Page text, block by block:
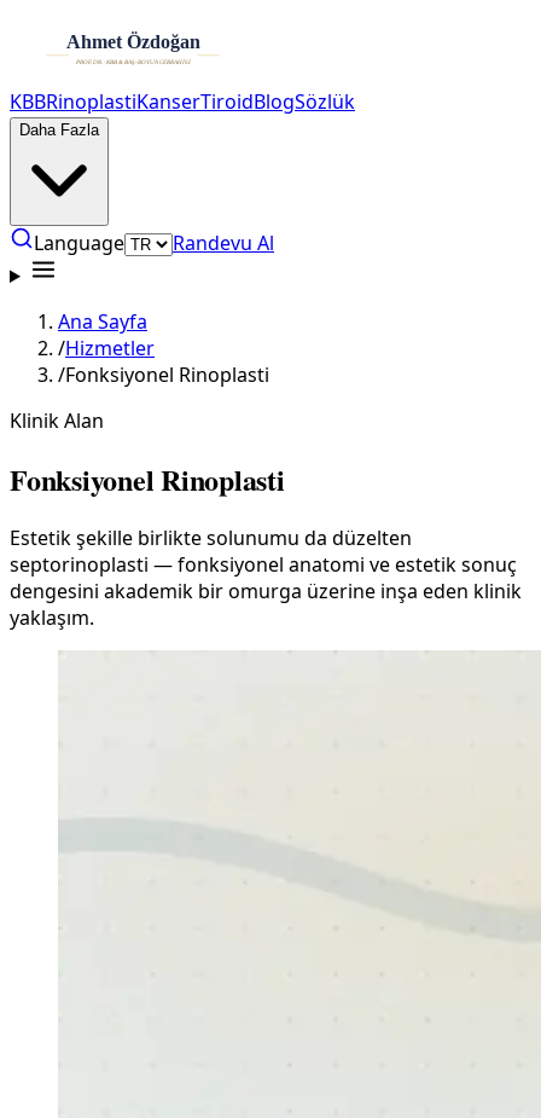
KBBRinoplastiKanserTiroidBlogSözlük
Daha Fazla
Language Randevu Al
Ana Sayfa
/Hizmetler
/Fonksiyonel Rinoplasti
Klinik Alan
Fonksiyonel Rinoplasti
Estetik şekille birlikte solunumu da düzelten
septorinoplasti — fonksiyonel anatomi ve estetik sonuç
dengesini akademik bir omurga üzerine inşa eden klinik
yaklaşım.